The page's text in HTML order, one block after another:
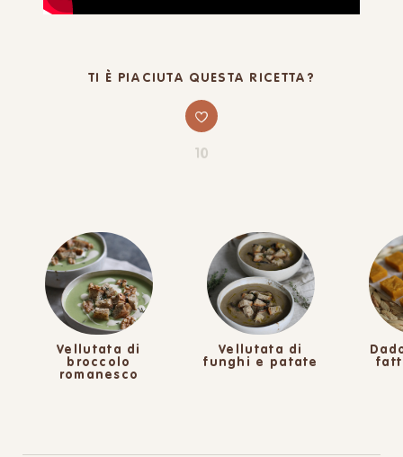
TI È PIACIUTA QUESTA RICETTA?
10
Vellutata di
broccolo
romanesco
Vellutata di
funghi e patate